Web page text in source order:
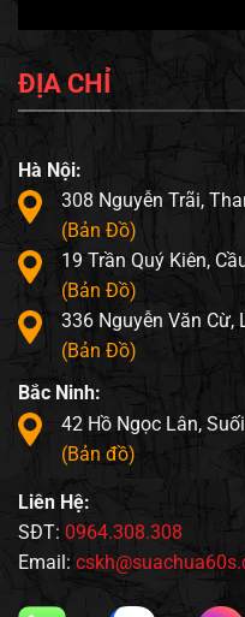
ĐỊA CHỈ
Hà Nội:
308 Nguyễn Trãi,
(Bản Đồ)
19 Trần Quý Kiên,
(Bản Đồ)
336 Nguyễn Văn Cừ,
(Bản Đồ)
Bắc Ninh:
42 Hồ Ngọc Lân,
(Bản đồ)
Liên Hệ:
SĐT: 0964.308.308
Email: